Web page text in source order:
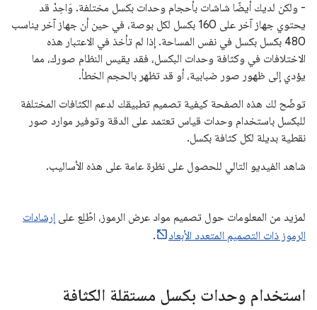
- ولكن لديك أيضًا شاشات بأحجام وحدات بكسل مختلفة. وَاحِدْ قد
يحتوي جهاز آخر على 160 بكسل لكل بوصة، في حين أن جهاز آخر يناسب
480 بكسل بكسل في نفس المساحة. إذا لم تأخذ في الاعتبار هذه
الاختلافات في وكثافة وحدات البكسل، فقد يقيس النظام صورك، مما
يؤدي إلى ظهور صور ضبابية، أو قد تظهر بالحجم الخطأ.
توضّح لك هذه الصفحة كيفية تصميم تطبيقك لدعم الكثافات المختلفة
للبكسل باستخدام وحدات قياس تعتمد على الدقة وتوفير موارد صور
نقطية بديلة لكل كثافة بكسل.
شاهد الفيديو التالي للحصول على نظرة عامة على هذه الأساليب.
لمزيد من المعلومات حول تصميم مواد عرض الرموز، اطّلِع على إرشادات
الرموز ذات التصميم المتعدد الأبعاد
.
استخدام وحدات بكسل مستقلة الكثافة